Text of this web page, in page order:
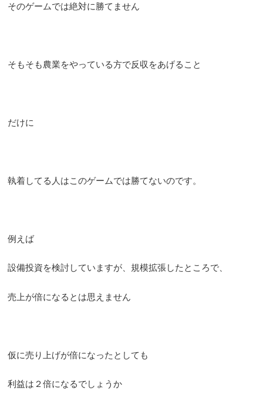
そのゲームでは絶対に勝てません
そもそも農業をやっている方で反収をあげること
だけに
執着してる人はこのゲームでは勝てないのです。
例えば
設備投資を検討していますが、規模拡張したところで、
売上が倍になるとは思えません
仮に売り上げが倍になったとしても
利益は２倍になるでしょうか